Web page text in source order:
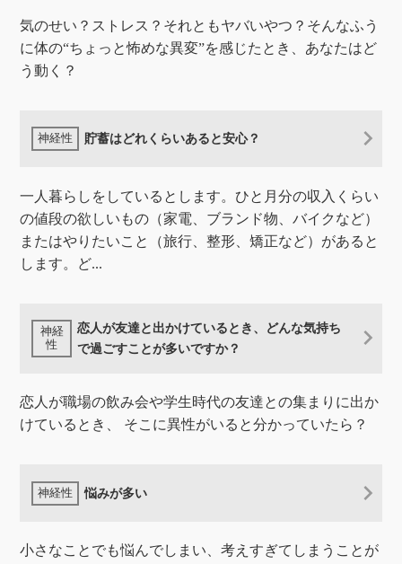
気のせい？ストレス？それともヤバいやつ？そんなふう
に体の“ちょっと怖めな異変”を感じたとき、あなたはど
う動く？
貯蓄はどれくらいあると安心？
一人暮らしをしているとします。ひと月分の収入くらい
の値段の欲しいもの（家電、ブランド物、バイクなど）
またはやりたいこと（旅行、整形、矯正など）があると
します。ど...
恋人が友達と出かけているとき、どんな気持ち
で過ごすことが多いですか？
恋人が職場の飲み会や学生時代の友達との集まりに出か
けているとき、 そこに異性がいると分かっていたら？
悩みが多い
小さなことでも悩んでしまい、考えすぎてしまうことが